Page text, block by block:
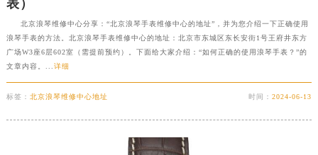
表）
北京浪琴维修中心分享：“北京浪琴手表维修中心的地址”，并为您介绍一下正确使用
浪琴手表的方法。北京浪琴手表维修中心的地址：北京市东城区东长安街1号王府井东方
广场W3座6层602室（需提前预约）。下面给大家介绍：“如何正确的使用浪琴手表？”的
文章内容。...详细
标签： 北京浪琴维修中心地址 时间：2024-06-13